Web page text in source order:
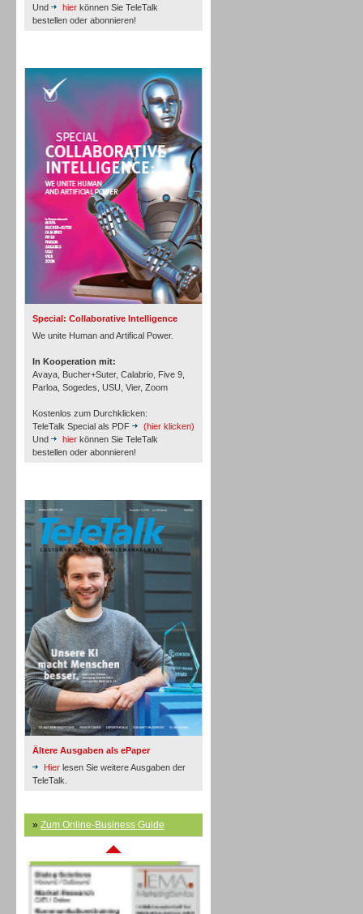
Und
hier können Sie TeleTalk
bestellen oder abonnieren!
Special: Collaborative Intelligence
We unite Human and Artifical Power.
In Kooperation mit:
Avaya, Bucher+Suter, Calabrio, Five 9,
Parloa, Sogedes, USU, Vier, Zoom
Kostenlos zum Durchklicken:
TeleTalk Special als PDF
(hier klicken)
Und
hier können Sie TeleTalk
bestellen oder abonnieren!
Ältere Ausgaben als ePaper
Hier lesen Sie weitere Ausgaben der
TeleTalk.
» Zum Online-Business Guide
Personal
Inbound
Inbound
Inbound